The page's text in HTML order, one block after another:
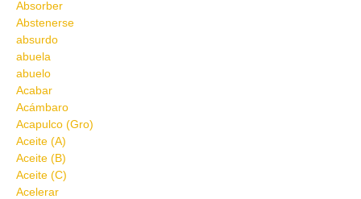
Absorber
Abstenerse
absurdo
abuela
abuelo
Acabar
Acámbaro
Acapulco (Gro)
Aceite (A)
Aceite (B)
Aceite (C)
Acelerar